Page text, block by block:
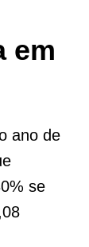
em
ano de
se